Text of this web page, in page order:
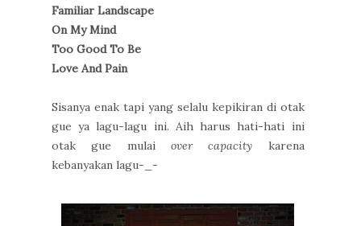
Familiar Landscape
On My Mind
Too Good To Be
Love And Pain
Sisanya enak tapi yang selalu kepikiran di otak
gue ya lagu-lagu ini. Aih harus hati-hati ini
otak gue mulai over capacity karena
kebanyakan lagu-_-